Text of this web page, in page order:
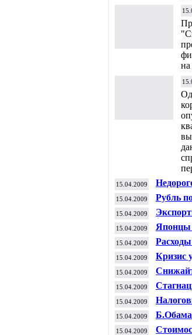
на
15.04.2009
15.04.2009 Рубль
15.04.2009
$137,7
15.04.2009
Японцы
15.04.2009
15.04.2009
Кризис
15.04.2009
15.04.2009
15.04.2009
15.04.2009
прогресса
15.04.2009